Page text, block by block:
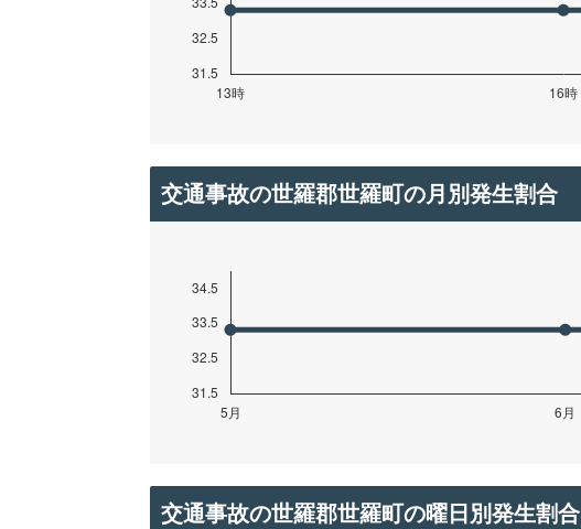
交通事故の世羅郡世羅町の月別発生割合
交通事故の世羅郡世羅町の曜日別発生割合